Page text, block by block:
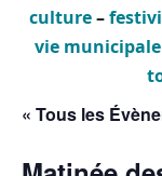
culture–
vie municipale
« Tous les